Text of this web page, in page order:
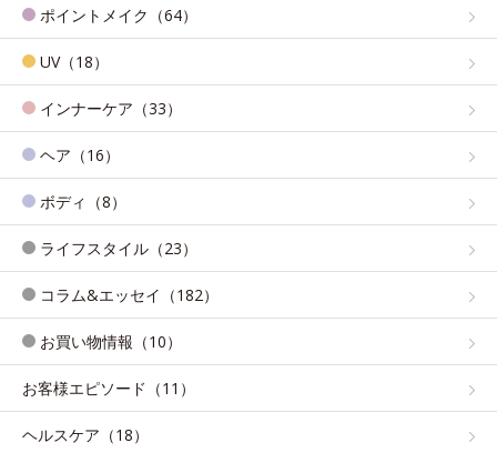
ポイントメイク（64）
UV（18）
インナーケア（33）
ヘア（16）
ボディ（8）
ライフスタイル（23）
コラム&エッセイ（182）
お買い物情報（10）
お客様エピソード（11）
ヘルスケア（18）